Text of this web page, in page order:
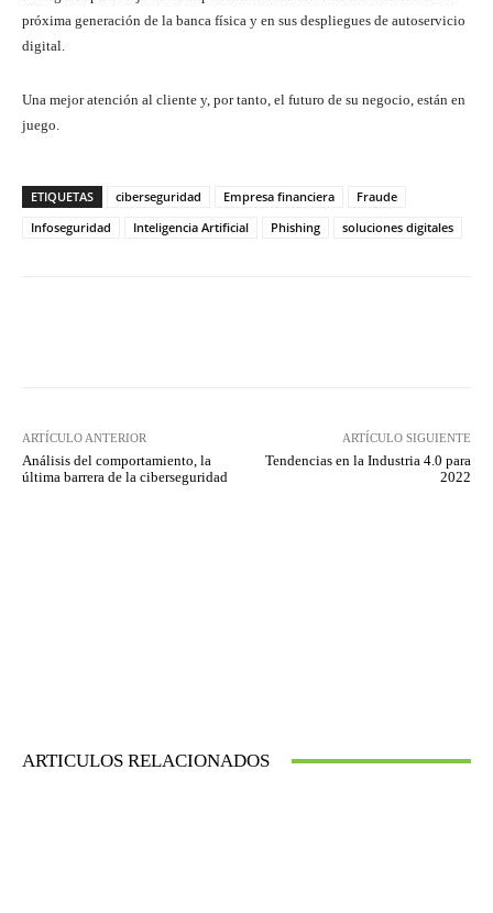
próxima generación de la banca física y en sus despliegues de autoservicio
digital.
Una mejor atención al cliente y, por tanto, el futuro de su negocio, están en
juego.
ETIQUETAS ciberseguridad Empresa financiera
Fraude
Infoseguridad
Inteligencia Artificial Phishing soluciones digitales
ARTÍCULO ANTERIOR
Análisis del comportamiento, la
última barrera de la ciberseguridad
ARTÍCULO SIGUIENTE
Tendencias en la Industria 4.0 para
2022
ARTICULOS RELACIONADOS